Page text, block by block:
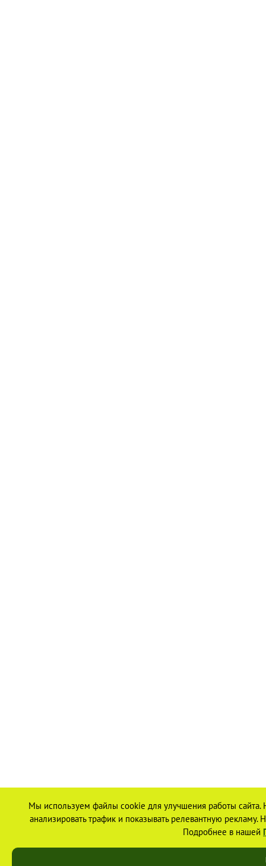
Мы используем файлы cookie для улучшения работы
анализировать трафик и показывать релевантную
Подробнее в нашей